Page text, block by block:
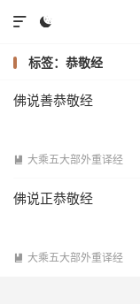


标签：恭敬经
佛说善恭敬经
 大乘五大部外重译经
佛说正恭敬经
 大乘五大部外重译经